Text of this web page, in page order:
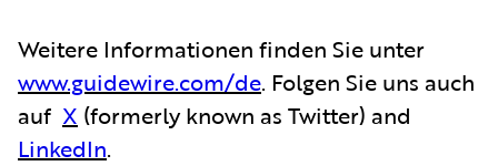
Weitere Informationen finden Sie unter
www.guidewire.com/de. Folgen Sie uns auch
auf X (formerly known as Twitter) and
LinkedIn.